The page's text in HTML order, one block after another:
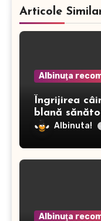
Articole
Albinuţa
Îngrijirea
blană
dermatitei
Albinuta!
Albinuţa